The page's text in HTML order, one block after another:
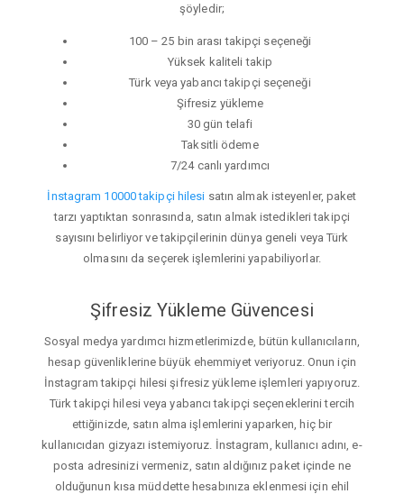
şöyledir;
100 – 25 bin arası takipçi seçeneği
Yüksek kaliteli takip
Türk veya yabancı takipçi seçeneği
Şifresiz yükleme
30 gün telafi
Taksitli ödeme
7/24 canlı yardımcı
İnstagram 10000 takipçi hilesi satın almak isteyenler, paket
tarzı yaptıktan sonrasında, satın almak istedikleri takipçi
sayısını belirliyor ve takipçilerinin dünya geneli veya Türk
olmasını da seçerek işlemlerini yapabiliyorlar.
Şifresiz Yükleme Güvencesi
Sosyal medya yardımcı hizmetlerimizde, bütün kullanıcıların,
hesap güvenliklerine büyük ehemmiyet veriyoruz. Onun için
İnstagram takipçi hilesi şifresiz yükleme işlemleri yapıyoruz.
Türk takipçi hilesi veya yabancı takipçi seçeneklerini tercih
ettiğinizde, satın alma işlemlerini yaparken, hiç bir
kullanıcıdan gizyazı istemiyoruz. İnstagram, kullanıcı adını, e-
posta adresinizi vermeniz, satın aldığınız paket içinde ne
olduğunun kısa müddette hesabınıza eklenmesi için ehil